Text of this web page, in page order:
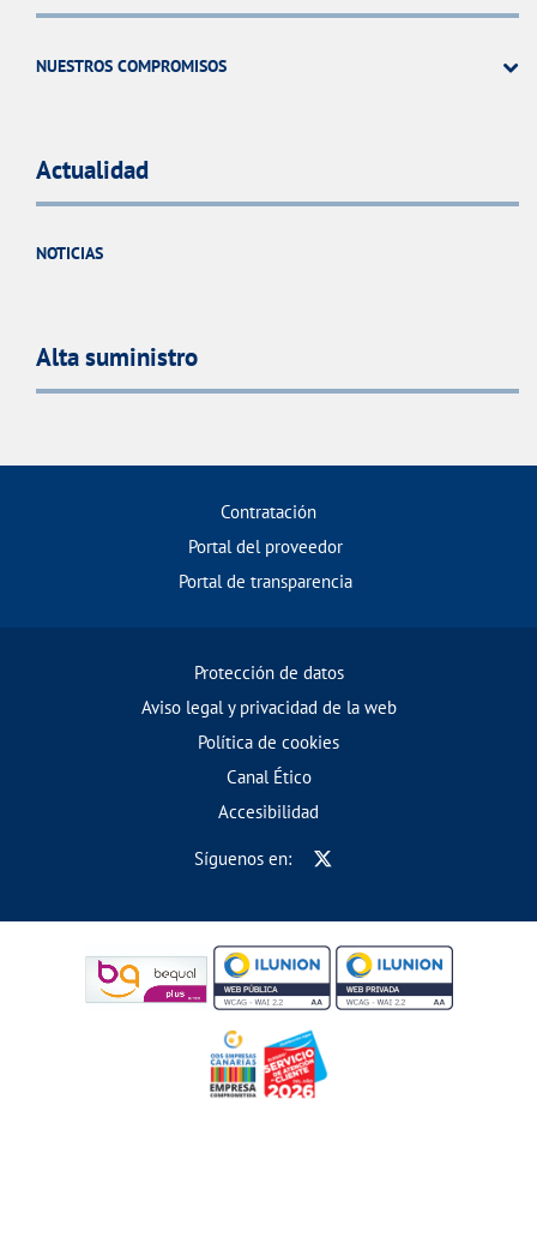
NUESTROS COMPROMISOS
Actualidad
NOTICIAS
Alta suministro
Contratación
Portal del proveedor
Portal de transparencia
Protección de datos
Aviso legal y privacidad de la web
Política de cookies
Canal Ético
Accesibilidad
Síguenos en: